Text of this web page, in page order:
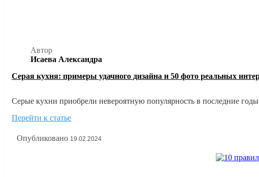
Автор
Исаева Александра
Серая кухня: примеры удачного дизайна и 50 фото реальных
Серые кухни приобрели невероятную популярность в последние
дизайнеров, их научились обыгрывать в самых невероятных
Перейти к статье
Опубликовано 19.02.2024